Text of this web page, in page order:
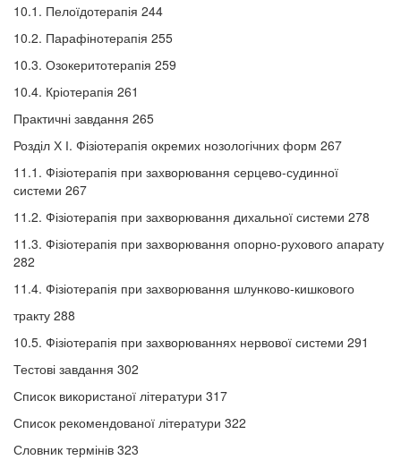
10.1. Пелоїдотерапія 244
10.2. Парафінотерапія 255
10.3. Озокеритотерапія 259
10.4. Кріотерапія 261
Практичні завдання 265
Розділ Х І. Фізіотерапія окремих нозологічних форм 267
11.1. Фізіотерапія при захворювання серцево-судинної
системи 267
11.2. Фізіотерапія при захворювання дихальної системи 278
11.3. Фізіотерапія при захворювання опорно-рухового апарату
282
11.4. Фізіотерапія при захворювання шлунково-кишкового
тракту 288
10.5. Фізіотерапія при захворюваннях нервової системи 291
Тестові завдання 302
Список використаної літератури 317
Список рекомендованої літератури 322
Словник термінів 323